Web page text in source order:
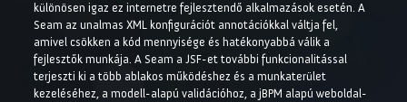
különösen igaz ez internetre fejlesztendő alkalmazások esetén. A
Seam az unalmas XML konfigurációt annotációkkal váltja fel,
amivel csökken a kód mennyisége és hatékonyabbá válik a
fejlesztők munkája. A Seam a JSF-et további funkcionalitással
terjeszti ki a több ablakos működéshez és a munkaterület
kezeléséhez, a modell-alapú validációhoz, a jBPM alapú weboldal-